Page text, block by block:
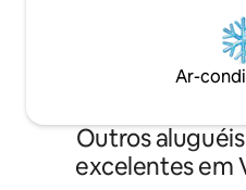
Ar-
Outros
excelentes em